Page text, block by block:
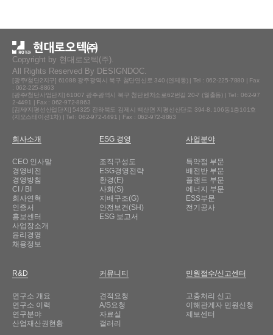
Copyright by 현대로오텍(주)
All Rights Reserved By DESIGNDOC.
[광주/첨단2지구] 61088 광주광역시 북구 첨단연신로 340 (연제동) | Tel : 062-225-7880 | Fax
: 062-225-8863
[광주/첨단사업단지] 61007 광주광역시 북구 첨단벤처소로62번길 20-7 (월출동) | Tel : 062-97
2-4491 | Fax : 062-972-8863
[김제/지평선산업단지] 54325 전라북도 김제시 백산면 지평선산단로 394-8, 106동1층101호
(지오스테이션1차) | Tel : 062-972-4491 | Fax : 062-972-8863
회사소개
CEO 인사말
경영비전
경영방침
CI / BI
회사연혁
인증서
홍보센터
사업장소개
윤리경영
채용정보
ESG 경영
조직구성도
ESG경영전략
환경(E)
사회(S)
지배구조(G)
안전보건(SH)
ESG 보고서
사업분야
특약점 부문
배전반 부문
플랜트 부문
에너지 부문
ESS부문
전기공사
R&D
연구소 개요
연구소 이력
연구분야
산업재산권현황
커뮤니티
견적요청
A/S요청
자료실
갤러리
민원접수/신고센터
고충처리 신고
이해관계자 민원신청
제보센터